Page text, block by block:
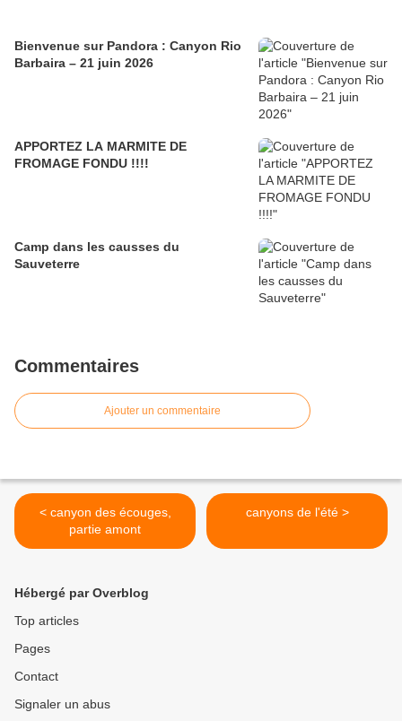
Bienvenue sur Pandora : Canyon Rio
Barbaira – 21 juin 2026
APPORTEZ LA MARMITE DE
FROMAGE FONDU !!!!
Camp dans les causses du
Sauveterre
Commentaires
Ajouter un commentaire
< canyon des écouges,
partie amont
canyons de l'été >
Hébergé par Overblog
Top articles
Pages
Contact
Signaler un abus